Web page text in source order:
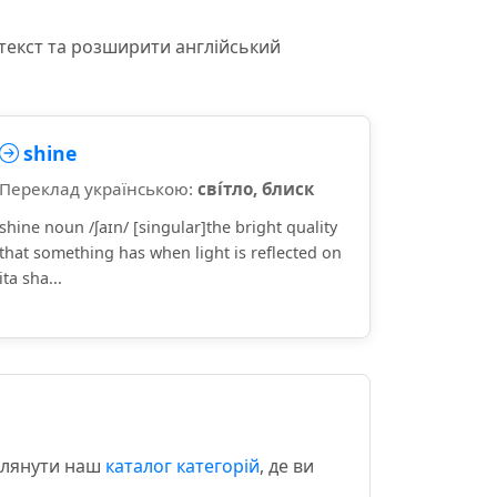
та розширити англійський
shine
Переклад українською: сві́тло, блиск
shine noun /ʃaɪn/ [singular]the bright quality
that something has when light is reflected on
ita sha...
наш каталог категорій, де ви